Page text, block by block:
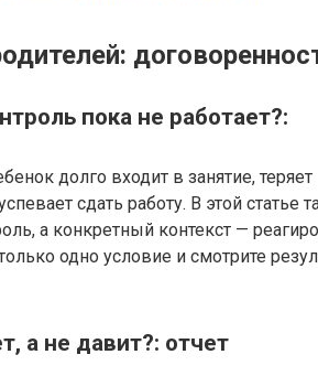
пока не работает?:
долго входит в занятие, теряет
сдать работу. В этой статье
а конкретный контекст —
одно условие и смотрите
а не давит?: отчет